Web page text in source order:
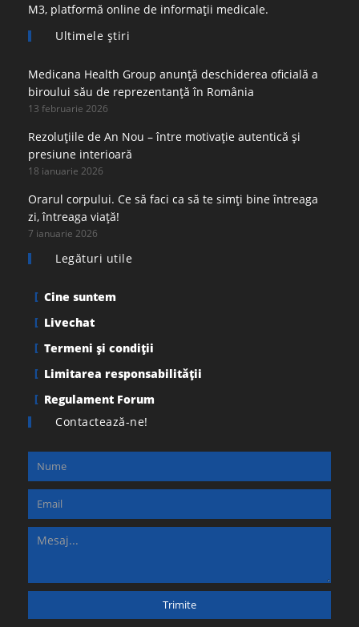
M3, platformă online de informații medicale.
Ultimele ştiri
Medicana Health Group anunță deschiderea oficială a
biroului său de reprezentanță în România
13 februarie 2026
Rezoluțiile de An Nou – între motivație autentică și
presiune interioară
18 ianuarie 2026
Orarul corpului. Ce să faci ca să te simți bine întreaga
zi, întreaga viață!
7 ianuarie 2026
Legături utile
Cine suntem
Livechat
Termeni şi condiţii
Limitarea responsabilității
Regulament Forum
Contactează-ne!